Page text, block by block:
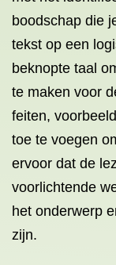
boodschap die
tekst op een
beknopte taal
te maken voor
feiten,
toe te voegen
ervoor dat de
voorlichtende
het onderwerp
zijn.